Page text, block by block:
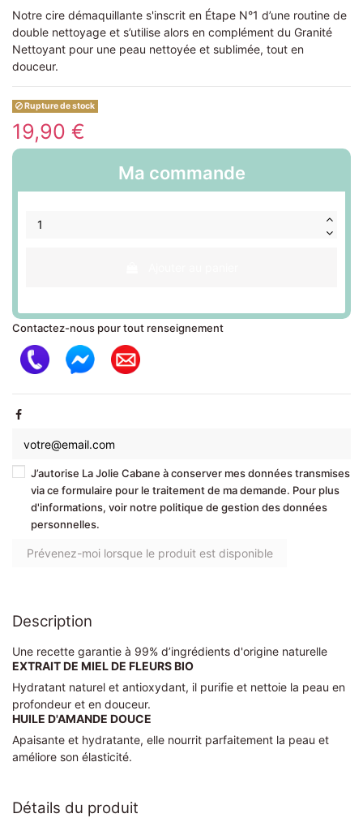
Notre cire démaquillante s'inscrit en Étape N°1 d’une routine de
double nettoyage et s’utilise alors en complément du Granité
Nettoyant pour une peau nettoyée et sublimée, tout en
douceur.
Rupture de stock
19,90 €
Ma commande
Contactez-nous pour tout renseignement
J’autorise La Jolie Cabane à conserver mes données transmises
via ce formulaire pour le traitement de ma demande. Pour plus
d'informations, voir notre politique de gestion des données
personnelles.
Description
Une recette garantie à 99% d’ingrédients d'origine naturelle
EXTRAIT DE MIEL DE FLEURS BIO
Hydratant naturel et antioxydant, il purifie et nettoie la peau en
profondeur et en douceur.
HUILE D'AMANDE DOUCE
Apaisante et hydratante, elle nourrit parfaitement la peau et
améliore son élasticité.
Détails du produit